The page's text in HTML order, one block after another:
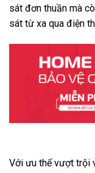
sát đơn thuần mà
sát từ xa qua điện
Với ưu thế vượt trội